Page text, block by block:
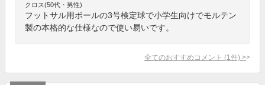
クロス(50代・男性)
フットサル用ボールの3号検定球で小学生向けでモルテン
製の本格的な仕様なので使い易いです。
全てのおすすめコメント (1 件) >